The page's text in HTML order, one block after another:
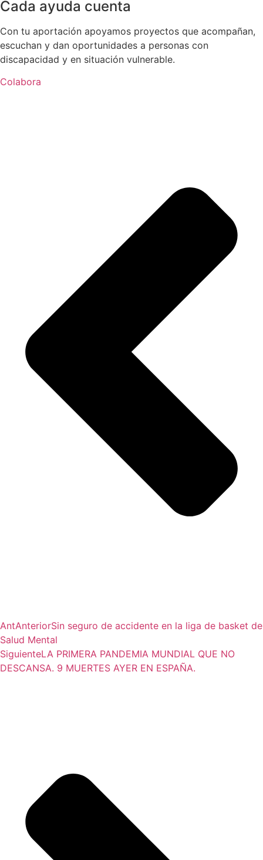
Cada ayuda cuenta
Con tu aportación apoyamos proyectos que acompañan,
escuchan y dan oportunidades a personas con
discapacidad y en situación vulnerable.
Colabora
AntAnteriorSin seguro de accidente en la liga de basket de
Salud Mental
SiguienteLA PRIMERA PANDEMIA MUNDIAL QUE NO
DESCANSA. 9 MUERTES AYER EN ESPAÑA.